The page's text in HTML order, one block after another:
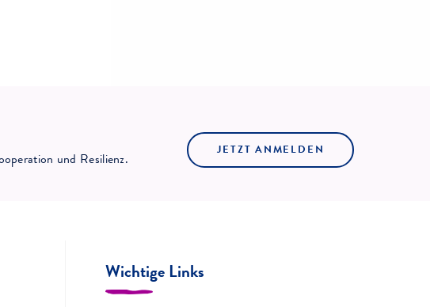
und Resilienz.
JETZT ANMELDEN
Wichtige Links